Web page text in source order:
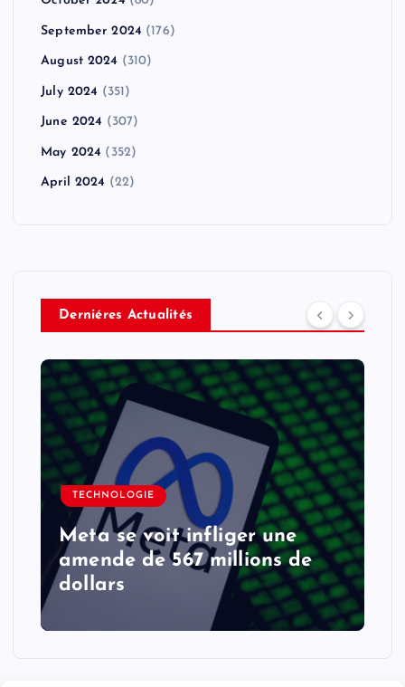
September 2024 (176)
August 2024 (310)
July 2024 (351)
June 2024 (307)
May 2024 (352)
April 2024 (22)
Derniéres Actualités
TECHNOLOGIE
Meta se voit infliger une
amende de 567 millions de
dollars